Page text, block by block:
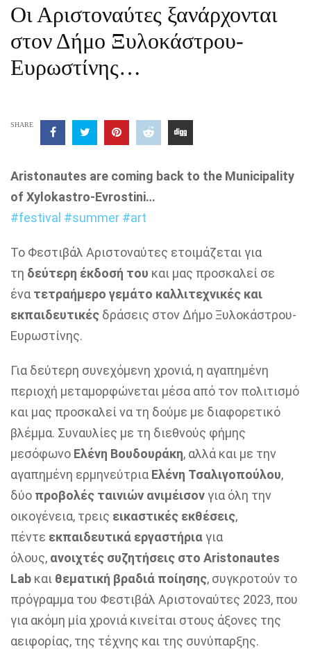
Οι Αριστοναύτες ξανάρχονται
στον Δήμο Ξυλοκάστρου-
Ευρωστίνης…
SHARE
Aristonautes are coming back to the Municipality
of Xylokastro-Evrostini…
#festival #summer #art
Το Φεστιβάλ Αριστοναύτες ετοιμάζεται για
τη δεύτερη έκδοσή του και μας προσκαλεί σε
ένα τετραήμερο γεμάτο καλλιτεχνικές και
εκπαιδευτικές δράσεις στον Δήμο Ξυλοκάστρου-
Ευρωστίνης.
Για δεύτερη συνεχόμενη χρονιά, η αγαπημένη
περιοχή μεταμορφώνεται μέσα από τον πολιτισμό
και μας προσκαλεί να τη δούμε με διαφορετικό
βλέμμα. Συναυλίες με τη διεθνούς φήμης
μεσόφωνο Ελένη Βουδουράκη, αλλά και με την
αγαπημένη ερμηνεύτρια Ελένη Τσαλιγοπούλου,
δύο προβολές ταινιών ανιμέισονγια όλη την
οικογένεια, τρεις εικαστικές εκθέσεις,
πέντε εκπαιδευτικά εργαστήριαγια
όλους, ανοιχτές συζητήσεις στο Aristonautes
Lab και θεματική βραδιά ποίησης, συγκροτούν το
πρόγραμμα του Φεστιβάλ Αριστοναύτες 2023, που
για ακόμη μία χρονιά κινείται στους άξονες της
αειφορίας, της τέχνης και της συνύπαρξης.